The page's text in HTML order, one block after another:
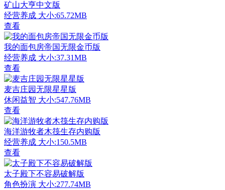
矿山大亨中文版
经营养成 大小:65.72MB
查看
我的面包房帝国无限金币版
经营养成 大小:37.31MB
查看
麦吉庄园无限星星版
休闲益智 大小:547.76MB
查看
海洋游牧者木筏生存内购版
经营养成 大小:150.5MB
查看
太子殿下不容易破解版
角色扮演 大小:277.74MB